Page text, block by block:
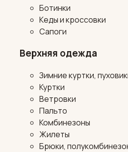
Ботинки
Кеды и кроссовки
Сапоги
Верхняя одежда
Зимние куртки,
Куртки
Ветровки
Пальто
Комбинезоны
Жилеты
Брюки,